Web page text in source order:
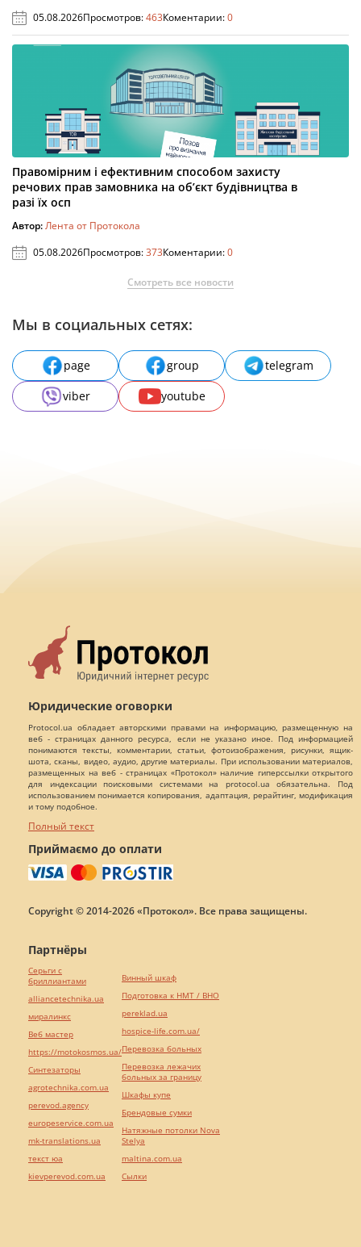
05.08.2026Просмотров:463Коментарии:0
Правомірним і ефективним способом захисту
речових прав замовника на об’єкт будівництва в
разі їх осп
Автор:Лента от Протокола
05.08.2026Просмотров:373Коментарии:0
Смотреть все новости
Мы в социальных сетях:
page group
telegram
viber
youtube
Юридические оговорки
Protocol.ua обладает авторскими правами на информацию, размещенную на
веб - страницах данного ресурса, если не указано иное. Под информацией
понимаются тексты, комментарии, статьи, фотоизображения, рисунки, ящик-
шота, сканы, видео, аудио, другие материалы. При использовании материалов,
размещенных на веб - страницах «Протокол» наличие гиперссылки открытого
для индексации поисковыми системами на protocol.ua обязательна. Под
использованием понимается копирования, адаптация, рерайтинг, модификация
и тому подобное.
Полный текст
Приймаємо до оплати
Copyright © 2014-2026 «Протокол». Все права защищены.
Партнёры
Серьги с
бриллиантами
alliancetechnika.ua
миралинкс
Веб мастер
https://motokosmos.ua/
Синтезаторы
agrotechnika.com.ua
perevod.agency
europeservice.com.ua
mk-translations.ua
текст юа
kievperevod.com.ua
Винный шкаф
Подготовка к НМТ / ВНО
pereklad.ua
hospice-life.com.ua/
Перевозка больных
Перевозка лежачих
больных за границу
Шкафы купе
Брендовые сумки
Натяжные потолки Nova
Stelya
maltina.com.ua
Cылки